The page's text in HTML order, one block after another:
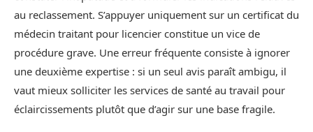
au reclassement. S’appuyer uniquement sur un certificat du
médecin traitant pour licencier constitue un vice de
procédure grave. Une erreur fréquente consiste à ignorer
une deuxième expertise : si un seul avis paraît ambigu, il
vaut mieux solliciter les services de santé au travail pour
éclaircissements plutôt que d’agir sur une base fragile.